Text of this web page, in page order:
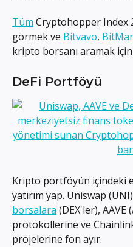
Tüm Cryptohopper Index
görmek ve Bitvavo,
kripto borsanı aramak
DeFi Portföyü
Kripto portföyün içindeki
yatırım yap. Uniswap
borsalara (DEX'ler), AAVE
protokollerine ve
projelerine fon ayır.